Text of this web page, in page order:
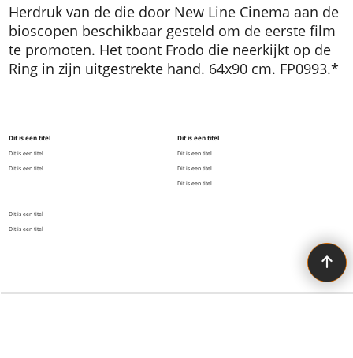
Herdruk van de die door New Line Cinema aan de
bioscopen beschikbaar gesteld om de eerste film
te promoten. Het toont Frodo die neerkijkt op de
Ring in zijn uitgestrekte hand. 64x90 cm. FP0993.*
Dit is een titel
Dit is een titel
Dit is een titel
Dit is een titel
Dit is een titel
Dit is een titel
Dit is een titel
Dit is een titel
Dit is een titel
All the Tolkien you need!